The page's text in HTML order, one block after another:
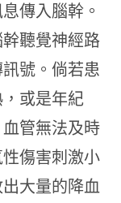
傳入腦幹。
聽覺神經路
號。倘若患
或是年紀
管無法及時
傷害刺激小
大量的降血